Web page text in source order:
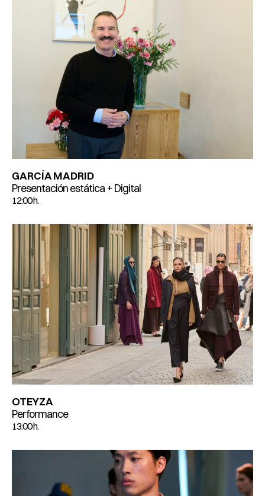
GARCÍA MADRID
Presentación estática + Digital
12:00 h.
OTEYZA
Performance
13:00 h.